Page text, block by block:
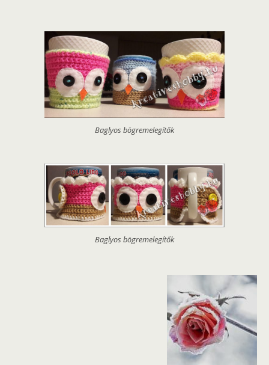
Baglyos bögremelegítők
Baglyos bögremelegítők